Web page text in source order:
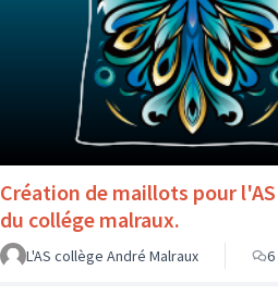
Création de maillots pour l'AS
du collége malraux.
L'AS collège André Malraux 6